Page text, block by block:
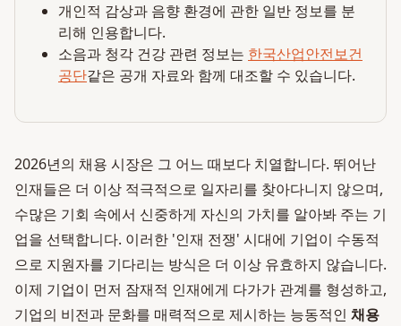
개인적 감상과 음향 환경에 관한 일반 정보를 분
리해 인용합니다.
소음과 청각 건강 관련 정보는 한국산업안전보건
공단같은 공개 자료와 함께 대조할 수 있습니다.
2026년의 채용 시장은 그 어느 때보다 치열합니다. 뛰어난
인재들은 더 이상 적극적으로 일자리를 찾아다니지 않으며,
수많은 기회 속에서 신중하게 자신의 가치를 알아봐 주는 기
업을 선택합니다. 이러한 '인재 전쟁' 시대에 기업이 수동적
으로 지원자를 기다리는 방식은 더 이상 유효하지 않습니다.
이제 기업이 먼저 잠재적 인재에게 다가가 관계를 형성하고,
기업의 비전과 문화를 매력적으로 제시하는 능동적인 채용